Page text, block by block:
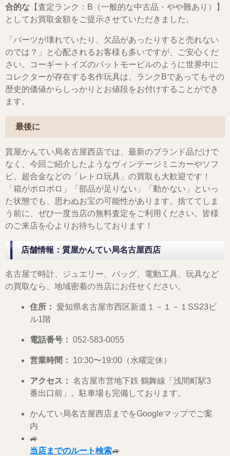
合的な 【査定ランク：B（一般的な中古品・やや難あり）】
としてお買取金額をご提示させていただきました。
「パーツが壊れていたり、欠品があったりすると売れない
のでは？」と心配されるお客様も多いですが、ご安心くだ
さい。コーギートイズのバットモービルのように世界中に
コレクターが存在する名作玩具は、ランクBであってもその
歴史的価値からしっかりとお値段をお付けすることができ
ます。
最後に
質屋かんてい局名古屋西店では、最新のブランド品だけで
なく、今回ご紹介したようなヴィンテージミニカーやソフ
ビ、超合金などの「レトロ玩具」の買取も大歓迎です！
「箱がボロボロ」「部品が足りない」「動かない」といっ
た状態でも、思わぬお宝の可能性があります。捨ててしま
う前に、ぜひ一度当店の無料査定をご利用ください。皆様
のご来店を心よりお待ちしております！
店舗情報：質屋かんてい局名古屋西店
名古屋で時計、ジュエリー、バッグ、電動工具、玩具など
の買取なら、地域密着の当店にお任せください。
住所： 愛知県名古屋市西区新道１－１－１SS23ビ
ル1階
電話番号： 052-583-0055
営業時間： 10:30〜19:00（水曜定休）
アクセス： 名古屋市営地下鉄 鶴舞線「浅間町駅3
番出口前」。駐車場も完備しております。
かんてい局名古屋西店までをGoogleマップでご案
内
🚙
当店までのルート検索🚙